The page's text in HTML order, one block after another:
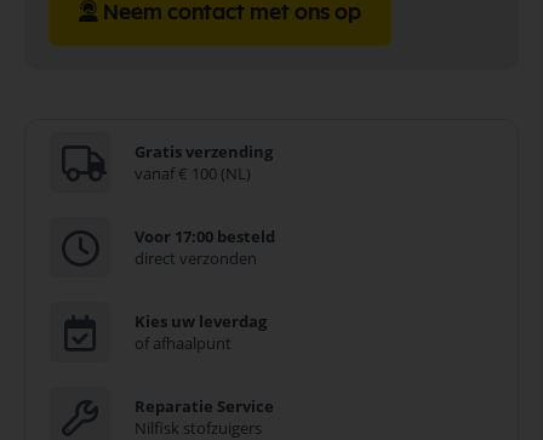
Neem contact met ons op
Gratis verzending
vanaf € 100 (NL)
Voor 17:00 besteld
direct verzonden
Kies uw leverdag
of afhaalpunt
Reparatie Service
Nilfisk stofzuigers